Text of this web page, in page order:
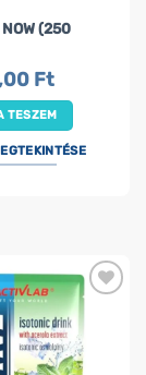
(250
Ft
TESZEM